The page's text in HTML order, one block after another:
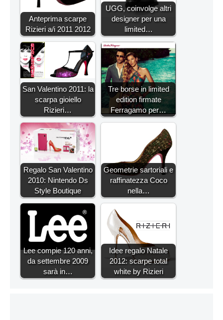
Anteprima scarpe
Rizieri a/i 2011 2012
UGG, coinvolge altri
designer per una
limited…
San Valentino 2011: la
scarpa gioiello
Rizieri…
Tre borse in limited
edition firmate
Ferragamo per…
Regalo San Valentino
2010: Nintendo Ds
Style Boutique
Geometrie sartoriali e
raffinatezza Coco
nella…
Lee compie 120 anni,
da settembre 2009
sarà in…
Idee regalo Natale
2012: scarpe total
white by Rizieri